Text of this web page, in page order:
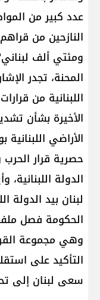
عدد كبير من
النازحين من
ومئتي ألف
المحنة، تجدر
اللبنانية من
الأخيرة بشأن
الأراضي
حصرية قرار
الدولة
لبنان بيد الدولة
الحكومة فصل
وهي مجموعة
التأكيد على
سعى لبنان إلى